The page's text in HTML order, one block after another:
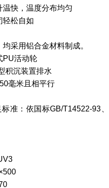
温快，温度分布均匀
轻松自如
采用铝合金材料制成。
PU活动轮
积沉装置排水
50毫米且相平行
标准：依国标GB/T14522-93
500